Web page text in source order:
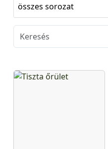
összes sorozat